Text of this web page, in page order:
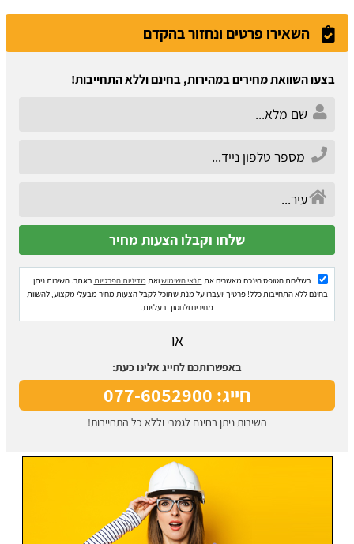
השאירו פרטים ונחזור בהקדם
בצעו השוואת מחירים במהירות, בחינם וללא התחייבות!
בשליחת הטופס הינכם מאשרים את תנאי השימושואת מדיניות הפרטיותבאתר. השירות ניתן
בחינם ללא התחייבות כלל! פרטיך יועברו על מנת שתוכל לקבל הצעות מחיר מבעלי מקצוע, להשוות
מחירים ולחסוך בעלויות.
או
באפשרותכם לחייג אלינו כעת:
חייג: 077-6052900
השירות ניתן בחינם לגמרי וללא כל התחייבות!